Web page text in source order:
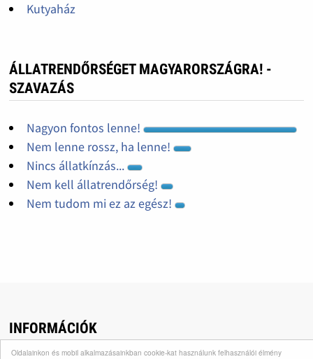
Oldalainkon és mobil alkalmazásainkban cookie-kat használunk felhasználói élmény
Kutyaház
ÁLLATRENDŐRSÉGET MAGYARORSZÁGRA! -
SZAVAZÁS
Nagyon fontos lenne!
Nem lenne rossz, ha lenne!
Nincs állatkínzás...
Nem kell állatrendőrség!
Nem tudom mi ez az egész!
INFORMÁCIÓK